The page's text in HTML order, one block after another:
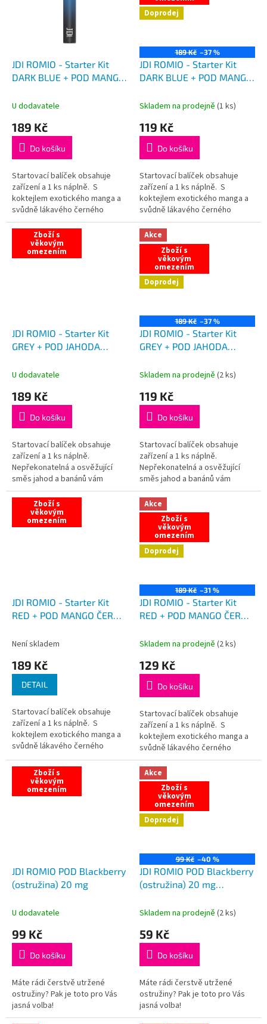
JDI ROMIO - Starter Kit
DARK BLUE + POD MANGO
U dodavatele
189 Kč
Do košíku
Startovací balíček obsahuje
zařízení a 1 ks náplně. S
koktejlem exotického manga a
svůdně lákavého černého
rybízu, to je opravdu chuťový
zážitek!
Doprodej
189 Kč –37 %
JDI ROMIO - Starter Kit
DARK BLUE + POD MANGO
Skladem na prodejně (1 ks)
119 Kč
Do košíku
Startovací balíček obsahuje
zařízení a 1 ks náplně. S
koktejlem exotického manga a
svůdně lákavého černého
rybízu, to je opravdu chuťový
zážitek!
Zboží s
věkovým
omezením
JDI ROMIO - Starter Kit
GREY + POD JAHODA
U dodavatele
189 Kč
Do košíku
Startovací balíček obsahuje
zařízení a 1 ks náplně.
Nepřekonatelná a osvěžující
směs jahod a banánů vám
doslova roztančí chuťové
pohárky.
Akce
Zboží s
věkovým
omezením
Doprodej
189 Kč –37 %
JDI ROMIO - Starter Kit
GREY + POD JAHODA
Skladem na prodejně (2 ks)
119 Kč
Do košíku
Startovací balíček obsahuje
zařízení a 1 ks náplně.
Nepřekonatelná a osvěžující
směs jahod a banánů vám
doslova roztančí chuťové
pohárky.
Zboží s
věkovým
omezením
JDI ROMIO - Starter Kit
RED + POD MANGO ČERNÝ
Není skladem
189 Kč
DETAIL
Startovací balíček obsahuje
zařízení a 1 ks náplně. S
koktejlem exotického manga a
svůdně lákavého černého
rybízu, to je opravdu chuťový
zážitek!
Akce
Zboží s
věkovým
omezením
Doprodej
189 Kč –31 %
JDI ROMIO - Starter Kit
RED + POD MANGO ČERNÝ
Skladem na prodejně (2 ks)
129 Kč
Do košíku
Startovací balíček obsahuje
zařízení a 1 ks náplně. S
koktejlem exotického manga a
svůdně lákavého černého
rybízu, to je opravdu chuťový
zážitek!
Zboží s
věkovým
omezením
JDI ROMIO POD Blackberry
(ostružina) 20 mg
U dodavatele
99 Kč
Do košíku
Máte rádi čerstvě utržené
ostružiny? Pak je toto pro Vás
jasná volba!
Akce
Zboží s
věkovým
omezením
Doprodej
99 Kč –40 %
JDI ROMIO POD Blackberry
(ostružina) 20 mg
Skladem na prodejně (2 ks)
59 Kč
Do košíku
Máte rádi čerstvě utržené
ostružiny? Pak je toto pro Vás
jasná volba!